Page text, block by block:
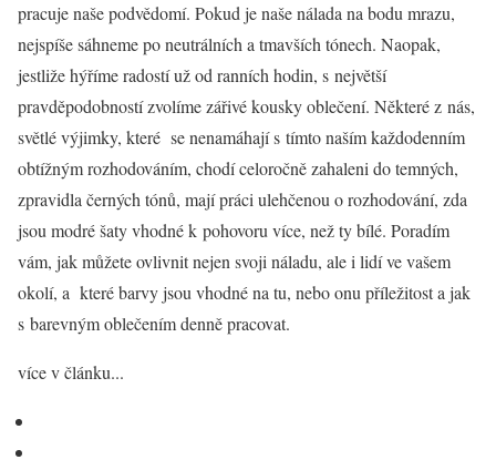
pracuje naše podvědomí. Pokud je naše nálada na bodu mrazu,
nejspíše sáhneme po neutrálních a tmavších tónech. Naopak,
jestliže hýříme radostí už od ranních hodin, s největší
pravděpodobností zvolíme zářivé kousky oblečení. Některé z nás,
světlé výjimky, které se nenamáhají s tímto naším každodenním
obtížným rozhodováním, chodí celoročně zahaleni do temných,
zpravidla černých tónů, mají práci ulehčenou o rozhodování, zda
jsou modré šaty vhodné k pohovoru více, než ty bílé. Poradím
vám, jak můžete ovlivnit nejen svoji náladu, ale i lidí ve vašem
okolí, a které barvy jsou vhodné na tu, nebo onu příležitost a jak
s barevným oblečením denně pracovat.
více v článku...